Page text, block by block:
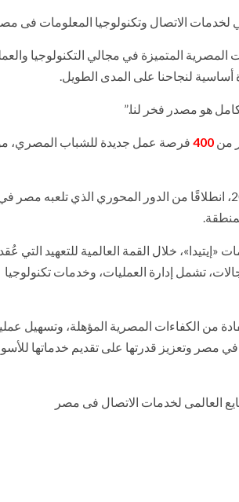
لخدمات الاتصال وتكنولوجيا المعلومات فى
المتميزة في مجالي التكنولوجيا
لنجاحنا على المدى الطويل.
هو مصدر فخر لنا.”
من 400 فرصة عمل جديدة للشباب المصري،
يذكر أن مجموعة الشايع أنشأت مركزا للخدمات المشتركة في القاهرة بنهاية عام 2024، انطلاقًا من الدور المحوري الذي
خلال القمة العالمية للتعهيد التي
من المجالات، تشمل إدارة العمليات، وخدمات تكنولوجيا
من الكفاءات المصرية المؤهلة، وتسهيل
مصر وتعزيز قدرتها على تقديم خدماتها